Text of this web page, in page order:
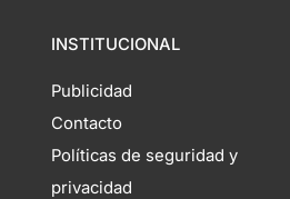
INSTITUCIONAL
Publicidad
Contacto
Políticas de seguridad y
privacidad